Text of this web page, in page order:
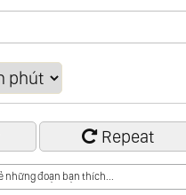
Repeat